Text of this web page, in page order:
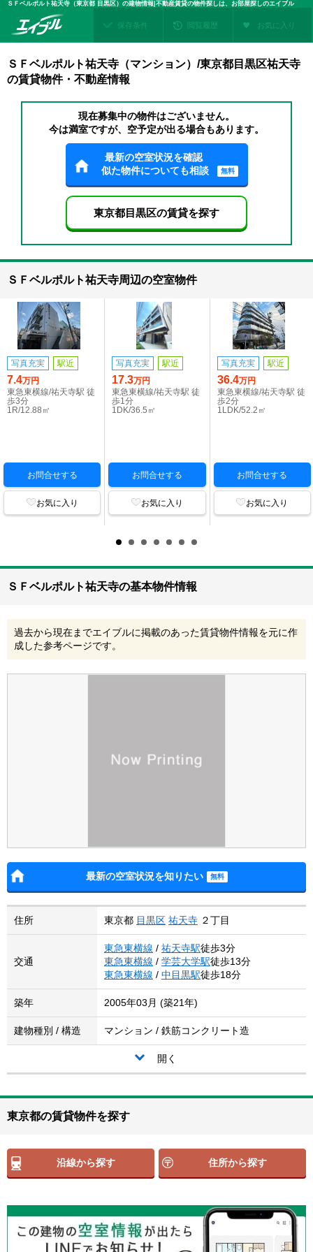
ＳＦベルポルト祐天寺（東京都 目黒区）の建物情報|不動産賃貸の物件探しは、お部屋探しのエイブル
保存条件 閲覧履歴 お気に入り
ＳＦベルポルト祐天寺（マンション）/東京都目黒区祐天寺
の賃貸物件・不動産情報
現在募集中の物件はございません。
今は満室ですが、空予定が出る場合もあります。
最新の空室状況を確認
似た物件についても相談
無料
東京都目黒区の賃貸を探す
ＳＦベルポルト祐天寺周辺の空室物件
写真充実 駅近
7.4万円
東急東横線/祐天寺駅 徒
歩3分
1R/12.88㎡
お問合せする
お気に入り
写真充実 駅近
17.3万円
東急東横線/祐天寺駅 徒
歩1分
1DK/36.5㎡
お問合せする
お気に入り
写真充実 駅近
36.4万円
東急東横線/祐天寺駅 徒
歩2分
1LDK/52.2㎡
お問合せする
お気に入り
ＳＦベルポルト祐天寺の基本物件情報
過去から現在までエイブルに掲載のあった賃貸物件情報を元に作
成した参考ページです。
最新の空室状況を知りたい
住所 東京都 目黒区 祐天寺 ２丁目
交通
東急東横線 / 祐天寺駅徒歩3分
東急東横線 / 学芸大学駅徒歩13分
東急東横線 / 中目黒駅徒歩18分
築年 2005年03月 (築21年)
建物種別 / 構造 マンション / 鉄筋コンクリート造
開く
東京都の賃貸物件を探す
沿線から探す 住所から探す